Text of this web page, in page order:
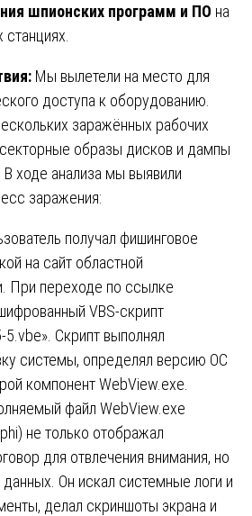
шпионских программ и ПО на
Мы вылетели на место для
доступа к оборудованию.
заражённых рабочих
образы дисков и дампы
В ходе анализа мы выявили
заражения:
получал фишинговое
на сайт областной
При переходе по ссылке
VBS-скрипт
Скрипт выполнял
системы, определял версию ОС
компонент WebView.exe.
файл WebView.exe
не только отображал
для отвлечения внимания, но
данных. Он искал системные логи и
делал скриншоты экрана и